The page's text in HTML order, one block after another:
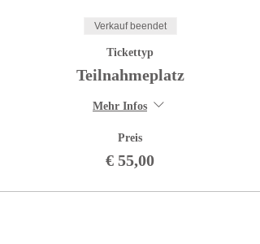
Verkauf beendet
Tickettyp
Teilnahmeplatz
Mehr Infos
Preis
€ 55,00